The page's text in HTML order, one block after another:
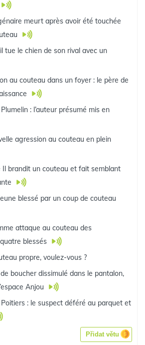
meurt après avoir été touchée
tue le chien de son rival avec un
au couteau dans un foyer : le père de
: l’auteur présumé mis en
agression au couteau en plein
Il brandit un couteau et fait semblant
blessé par un coup de couteau
attaque au couteau des
blessés
propre, voulez-vous ?
boucher dissimulé dans le pantalon,
Anjou
: le suspect déféré au parquet et
Přidat větu